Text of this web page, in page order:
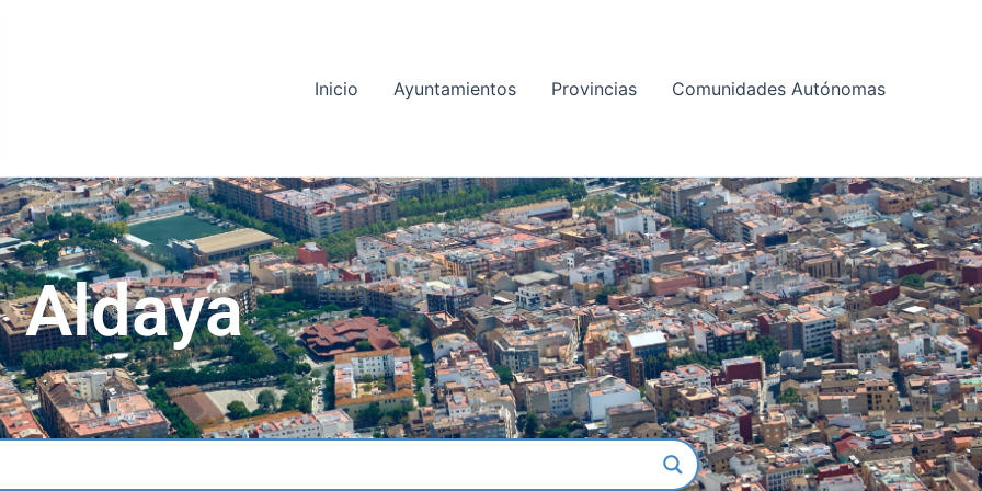
Inicio
Ayuntamientos Provincias Comunidades Autónomas
Aldaya